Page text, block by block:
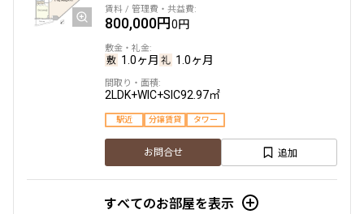
800,000円0円
1.0ヶ月 1.0ヶ月
2LDK+WIC+SIC92.97㎡
駅近 分譲賃貸 タワー
お問合せ 追加
すべてのお部屋を表示